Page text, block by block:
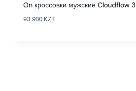
On кроссовки мужские Cloudflow 3
93 900 KZT